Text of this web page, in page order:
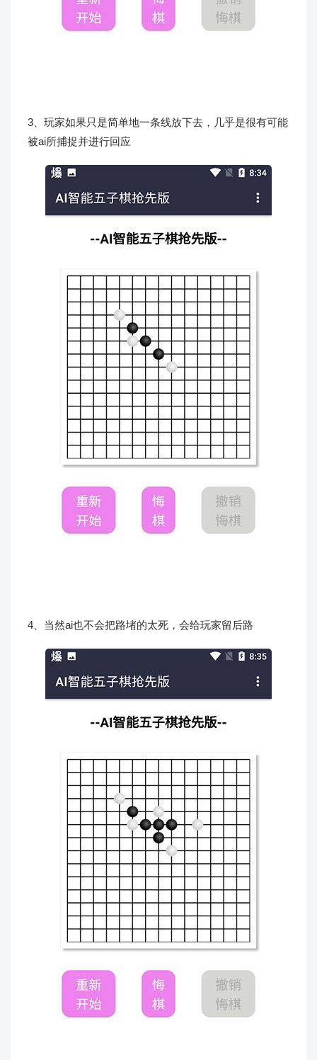
3、玩家如果只是简单地一条线放下去，几乎是很有可能
被ai所捕捉并进行回应
4、当然ai也不会把路堵的太死，会给玩家留后路